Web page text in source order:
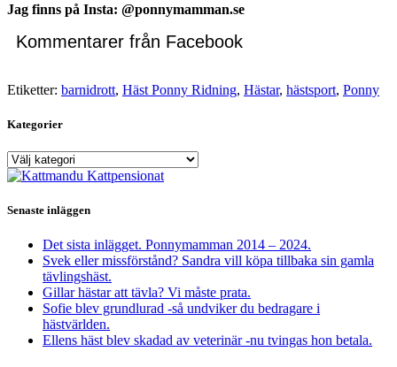
Jag finns på Insta: @ponnymamman.se
Kommentarer från Facebook
Etiketter: barnidrott, Häst Ponny Ridning, Hästar, hästsport, Ponny
Kategorier
Kategorier
Senaste inläggen
Det sista inlägget. Ponnymamman 2014 – 2024.
Svek eller missförstånd? Sandra vill köpa tillbaka sin gamla
tävlingshäst.
Gillar hästar att tävla? Vi måste prata.
Sofie blev grundlurad -så undviker du bedragare i
hästvärlden.
Ellens häst blev skadad av veterinär -nu tvingas hon betala.